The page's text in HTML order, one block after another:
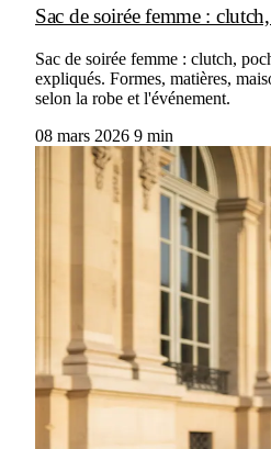
Sac de soirée femme :
Sac de soirée femme : clutch,
expliqués. Formes, matières,
selon la robe et l'événement.
08 mars 2026 9 min